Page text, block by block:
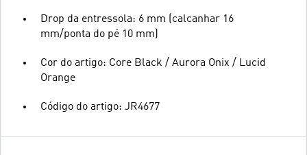
Drop da entressola: 6 mm (calcanhar 16
mm/ponta do pé 10 mm)
Cor do artigo: Core Black / Aurora Onix / Lucid
Orange
Código do artigo: JR4677